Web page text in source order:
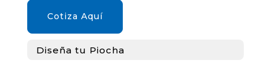
Cotiza Aquí
Diseña tu Piocha